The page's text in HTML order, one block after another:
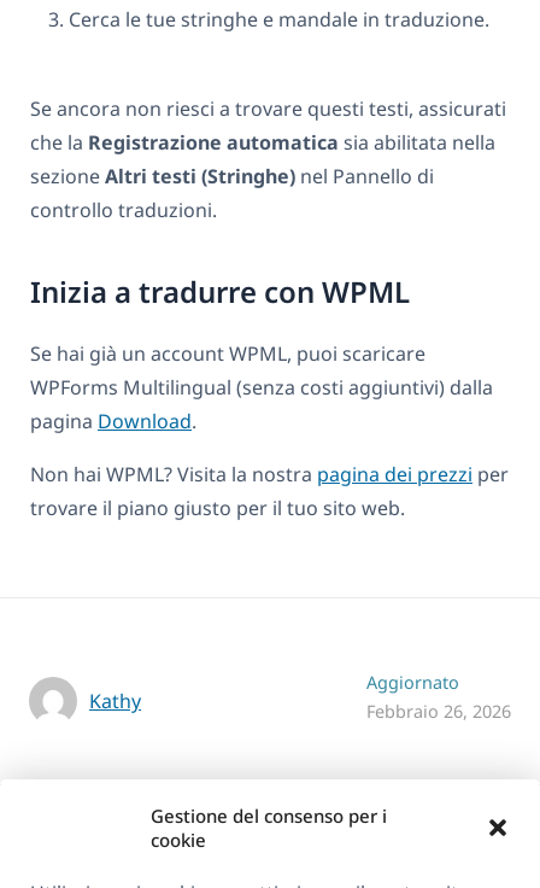
Gestione del consenso per i
cookie
Cerca le tue stringhe e mandale in traduzione.
Se ancora non riesci a trovare questi testi, assicurati
che la Registrazione automatica sia abilitata nella
sezioneAltri testi (Stringhe) nel Pannello di
controllo traduzioni.
Inizia a tradurre con WPML
Se hai già un account WPML, puoi scaricare
WPForms Multilingual (senza costi aggiuntivi) dalla
pagina Download.
Non hai WPML? Visita la nostra pagina dei prezzi per
trovare il piano giusto per il tuo sito web.
Kathy
Aggiornato
Febbraio 26, 2026